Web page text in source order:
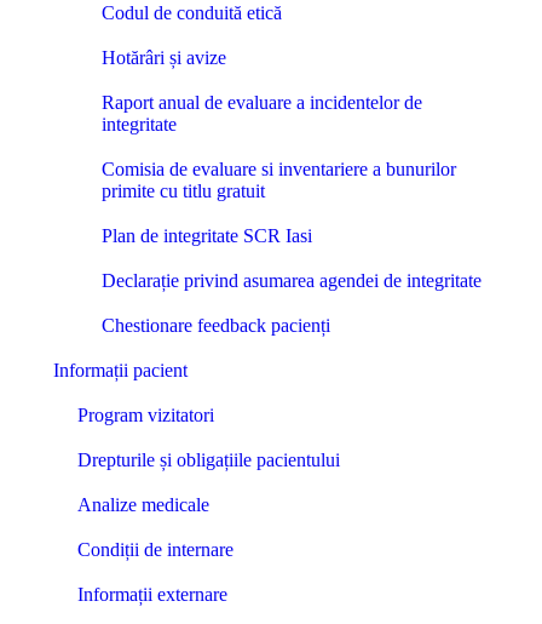
Codul de conduită etică
Hotărâri și avize
Raport anual de evaluare a incidentelor de
integritate
Comisia de evaluare si inventariere a bunurilor
primite cu titlu gratuit
Plan de integritate SCR Iasi
Declarație privind asumarea agendei de integritate
Chestionare feedback pacienți
Informații pacient
Program vizitatori
Drepturile și obligațiile pacientului
Analize medicale
Condiții de internare
Informații externare